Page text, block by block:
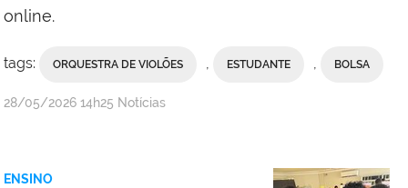
online.
tags: ORQUESTRA DE VIOLÕES , ESTUDANTE , BOLSA
por
publicado
28/05/2026 14h25 Notícias
ENSINO